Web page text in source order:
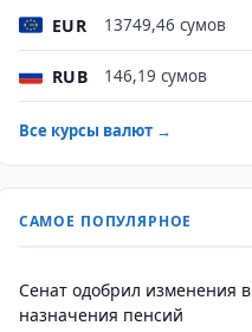
EUR 13749,46 сумов
RUB 146,19 сумов
Все курсы валют →
САМОЕ ПОПУЛЯРНОЕ
Сенат одобрил изменения
назначения пенсий